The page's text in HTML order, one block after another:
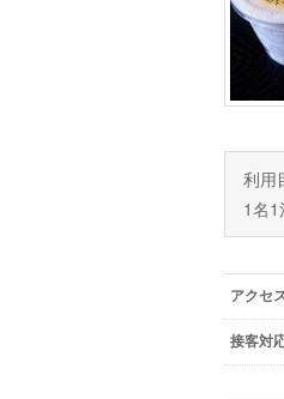
利用
1名1
アクセ
接客対